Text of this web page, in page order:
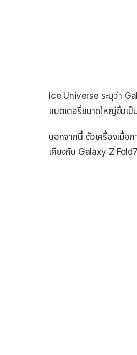
Ice Universe ระบุว่า
แบตเตอรี่ขนาดใหญ่ขึ้นเ
นอกจากนี้ ตัวเครื่องเมื่อ
เคียงกับ Galaxy Z Fold7